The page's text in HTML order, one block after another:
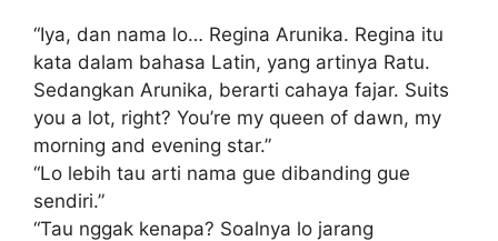
p o
k
“Iya, dan nama lo… Regina Arunika. Regina itu
kata dalam bahasa Latin, yang artinya Ratu.
Sedangkan Arunika, berarti cahaya fajar. Suits
you a lot, right? You’re my queen of dawn, my
morning and evening star.”
“Lo lebih tau arti nama gue dibanding gue
sendiri.”
“Tau nggak kenapa? Soalnya lo jarang